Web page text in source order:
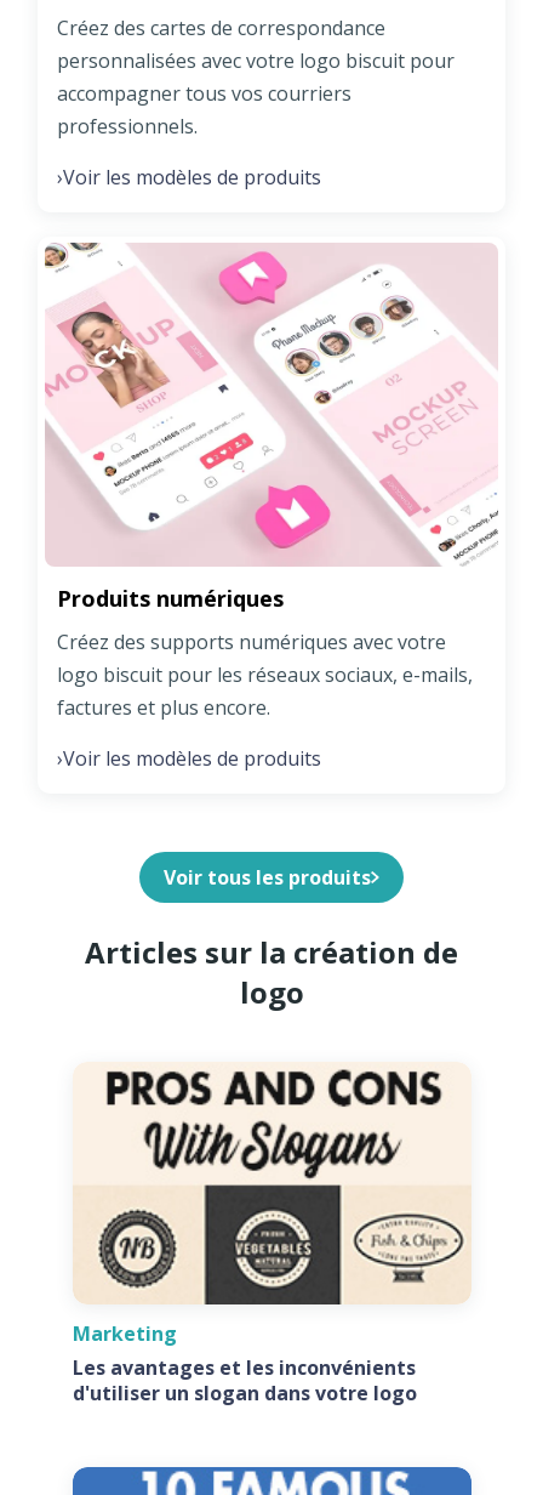
Créez des cartes de correspondance
personnalisées avec votre logo biscuit pour
accompagner tous vos courriers
professionnels.
›Voir les modèles de produits
Produits numériques
Créez des supports numériques avec votre
logo biscuit pour les réseaux sociaux, e-mails,
factures et plus encore.
›Voir les modèles de produits
Voir tous les produits
Articles sur la création de
logo
Marketing
Les avantages et les inconvénients
d'utiliser un slogan dans votre logo